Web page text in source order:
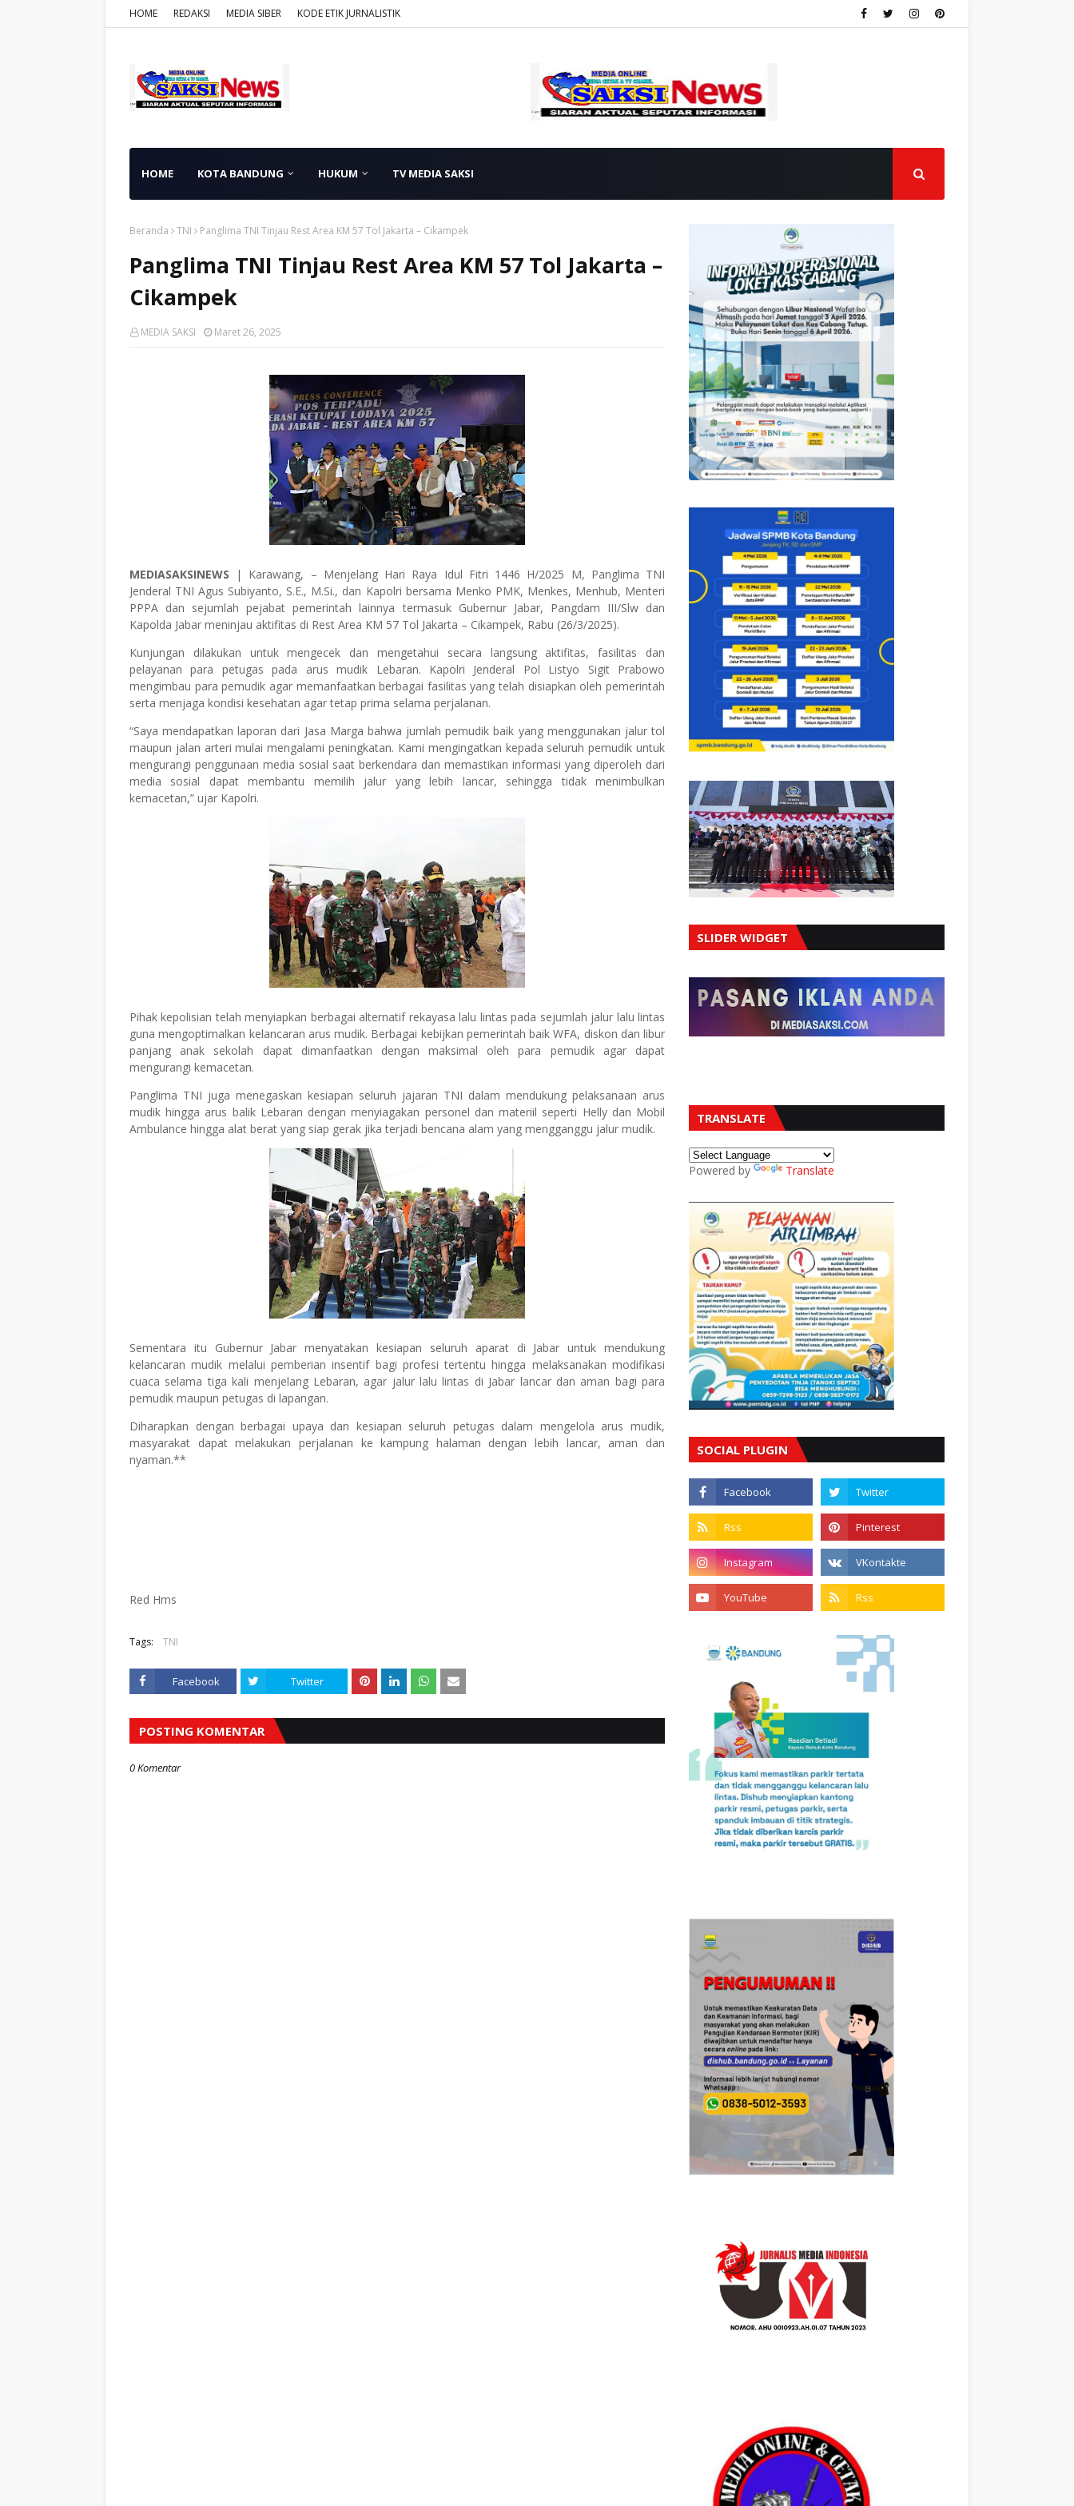
HOME REDAKSI MEDIA SIBER KODE ETIK JURNALISTIK
HOME KOTA BANDUNG HUKUM TV MEDIA SAKSI
Beranda TNI Panglima TNI Tinjau Rest Area KM 57 Tol Jakarta – Cikampek
Panglima TNI Tinjau Rest Area KM 57 Tol Jakarta –
Cikampek
MEDIA SAKSI Maret 26, 2025
MEDIASAKSINEWS | Karawang, – Menjelang Hari Raya Idul Fitri 1446 H/2025 M, Panglima TNI
Jenderal TNI Agus Subiyanto, S.E., M.Si., dan Kapolri bersama Menko PMK, Menkes, Menhub, Menteri
PPPA dan sejumlah pejabat pemerintah lainnya termasuk Gubernur Jabar, Pangdam III/Slw dan
Kapolda Jabar meninjau aktifitas di Rest Area KM 57 Tol Jakarta – Cikampek, Rabu (26/3/2025).
Kunjungan dilakukan untuk mengecek dan mengetahui secara langsung aktifitas, fasilitas dan
pelayanan para petugas pada arus mudik Lebaran. Kapolri Jenderal Pol Listyo Sigit Prabowo
mengimbau para pemudik agar memanfaatkan berbagai fasilitas yang telah disiapkan oleh pemerintah
serta menjaga kondisi kesehatan agar tetap prima selama perjalanan.
“Saya mendapatkan laporan dari Jasa Marga bahwa jumlah pemudik baik yang menggunakan jalur tol
maupun jalan arteri mulai mengalami peningkatan. Kami mengingatkan kepada seluruh pemudik untuk
mengurangi penggunaan media sosial saat berkendara dan memastikan informasi yang diperoleh dari
media sosial dapat membantu memilih jalur yang lebih lancar, sehingga tidak menimbulkan
kemacetan,” ujar Kapolri.
Pihak kepolisian telah menyiapkan berbagai alternatif rekayasa lalu lintas pada sejumlah jalur lalu lintas
guna mengoptimalkan kelancaran arus mudik. Berbagai kebijkan pemerintah baik WFA, diskon dan libur
panjang anak sekolah dapat dimanfaatkan dengan maksimal oleh para pemudik agar dapat
mengurangi kemacetan.
Panglima TNI juga menegaskan kesiapan seluruh jajaran TNI dalam mendukung pelaksanaan arus
mudik hingga arus balik Lebaran dengan menyiagakan personel dan materiil seperti Helly dan Mobil
Ambulance hingga alat berat yang siap gerak jika terjadi bencana alam yang mengganggu jalur mudik.
Sementara itu Gubernur Jabar menyatakan kesiapan seluruh aparat di Jabar untuk mendukung
kelancaran mudik melalui pemberian insentif bagi profesi tertentu hingga melaksanakan modifikasi
cuaca selama tiga kali menjelang Lebaran, agar jalur lalu lintas di Jabar lancar dan aman bagi para
pemudik maupun petugas di lapangan.
Diharapkan dengan berbagai upaya dan kesiapan seluruh petugas dalam mengelola arus mudik,
masyarakat dapat melakukan perjalanan ke kampung halaman dengan lebih lancar, aman dan
nyaman.**
Red Hms
Tags: TNI
Facebook Twitter
POSTING KOMENTAR
0 Komentar
SLIDER WIDGET
TRANSLATE
Powered by Translate
SOCIAL PLUGIN